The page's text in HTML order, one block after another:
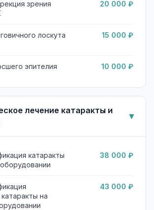
зрения
20 000 ₽
лоскута
15 000 ₽
эпителия 10 000 ₽
лечение катаракты и
▾
катаракты
38 000 ₽
на
43 000 ₽